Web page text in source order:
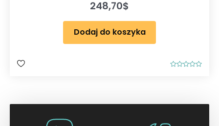
248,70$
Dodaj do koszyka